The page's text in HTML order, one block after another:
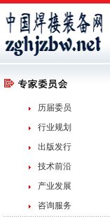
历届委员
行业规划
出版发行
技术前沿
产业发展
咨询服务